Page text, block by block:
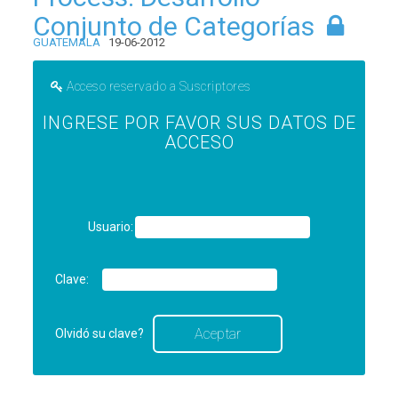
Conjunto de Categorías
GUATEMALA 19-06-2012
Acceso reservado a Suscriptores
INGRESE POR FAVOR SUS DATOS DE
ACCESO
Usuario:
Clave:
Olvidó su clave?